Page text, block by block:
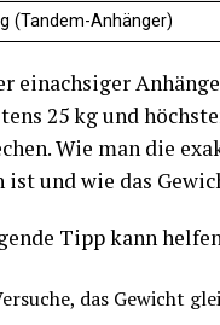
(Tandem-Anhänger)
einachsiger
25 kg und
Wie man die
ist und wie das
Tipp kann
das Gewicht